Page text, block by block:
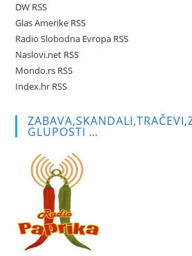
DW RSS
Glas Amerike RSS
Radio Slobodna Evropa RSS
Naslovi.net RSS
Mondo.rs RSS
Index.hr RSS
GLUPOSTI …